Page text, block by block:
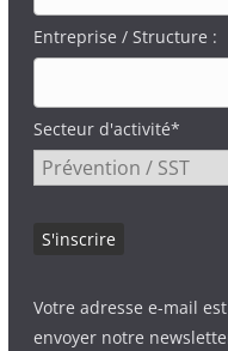
Entreprise / Structure :
Secteur d'activité*
Votre adresse e-mail
envoyer notre